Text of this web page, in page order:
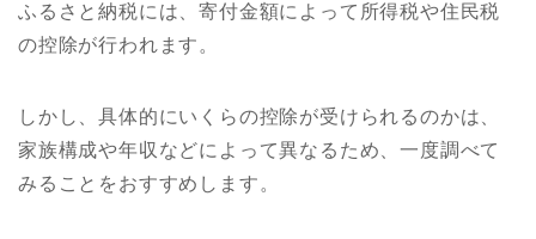
ふるさと納税には、寄付金額によって所得税や住民税
の控除が行われます。
しかし、具体的にいくらの控除が受けられるのかは、
家族構成や年収などによって異なるため、一度調べて
みることをおすすめします。